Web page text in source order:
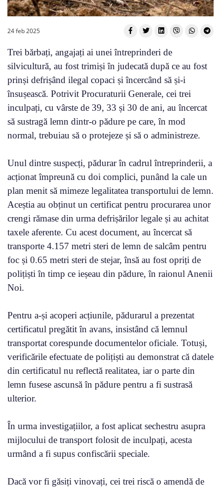
24 feb 2025
Trei bărbați, angajați ai unei întreprinderi de
silvicultură, au fost trimiși în judecată după ce au fost
prinși defrișând ilegal copaci și încercând să și-i
însușească. Potrivit Procuraturii Generale, cei trei
inculpați, cu vârste de 39, 33 și 30 de ani, au încercat
să sustragă lemn dintr-o pădure pe care, în mod
normal, trebuiau să o protejeze și să o administreze.
Unul dintre suspecți, pădurar în cadrul întreprinderii, a
acționat împreună cu doi complici, punând la cale un
plan menit să mimeze legalitatea transportului de lemn.
Aceștia au obținut un certificat pentru procurarea unor
crengi rămase din urma defrișărilor legale și au achitat
taxele aferente. Cu acest document, au încercat să
transporte 4.157 metri steri de lemn de salcâm pentru
foc și 0.65 metri steri de stejar, însă au fost opriți de
polițiști în timp ce ieșeau din pădure, în raionul Anenii
Noi.
Pentru a-și acoperi acțiunile, pădurarul a prezentat
certificatul pregătit în avans, insistând că lemnul
transportat corespunde documentelor oficiale. Totuși,
verificările efectuate de polițiști au demonstrat că datele
din certificatul nu reflectă realitatea, iar o parte din
lemn fusese ascunsă în pădure pentru a fi sustrasă
ulterior.
În urma investigațiilor, a fost aplicat sechestru asupra
mijlocului de transport folosit de inculpați, acesta
urmând a fi supus confiscării speciale.
Dacă vor fi găsiți vinovați, cei trei riscă o amendă de